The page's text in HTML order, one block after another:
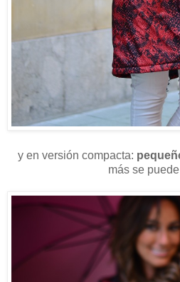
y en versión compacta:
más se